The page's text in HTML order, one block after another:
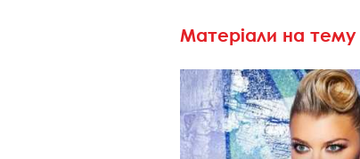
Матеріали на тему